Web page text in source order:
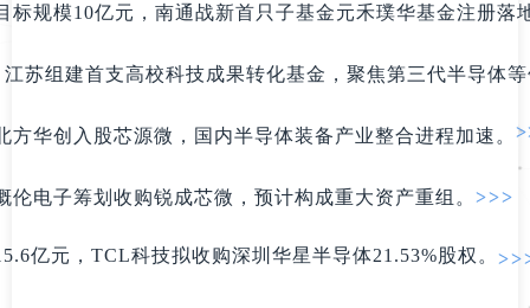
标规模10亿元，南通战新首只子基金元禾璞华基金注册落
江苏组建首支高校科技成果转化基金，聚焦第三代半导体
方华创入股芯源微，国内半导体装备产业整合进程加速。
伦电子筹划收购锐成芯微，预计构成重大资产重组。 >>>
亿元，TCL科技拟收购深圳华星半导体21.53%股权。